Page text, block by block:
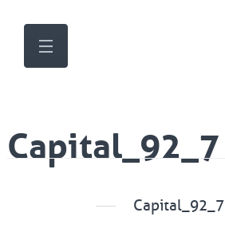
Capital_92_7
Capital_92_7